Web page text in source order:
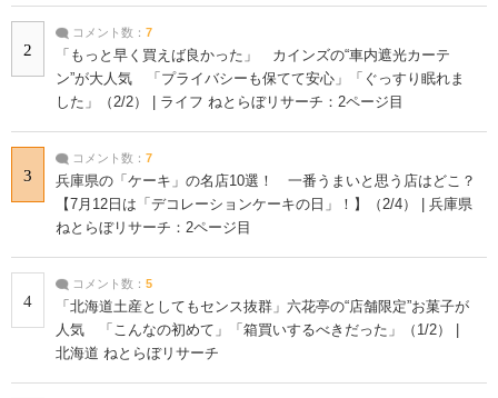
2
コメント数： 7
「もっと早く買えば良かった」 カインズの“車内遮光カーテ
ン”が大人気 「プライバシーも保てて安心」「ぐっすり眠れま
した」（2/2） | ライフ ねとらぼリサーチ：2ページ目
3
コメント数： 7
兵庫県の「ケーキ」の名店10選！ 一番うまいと思う店はどこ？
【7月12日は「デコレーションケーキの日」！】（2/4） | 兵庫県
ねとらぼリサーチ：2ページ目
4
コメント数： 5
「北海道土産としてもセンス抜群」六花亭の“店舗限定”お菓子が
人気 「こんなの初めて」「箱買いするべきだった」（1/2） |
北海道 ねとらぼリサーチ